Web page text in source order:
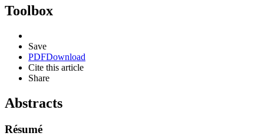
Toolbox
Save
PDFDownload
Cite this article
Share
Abstracts
Résumé